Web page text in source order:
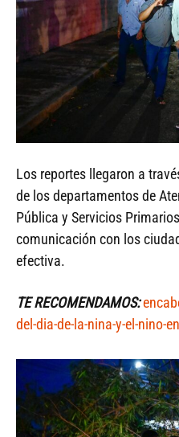
Los reportes llegaron a
de los departamentos de
Pública y Servicios
comunicación con los
efectiva.
TE RECOMENDAMOS:
del-dia-de-la-nina-y-el-nino-